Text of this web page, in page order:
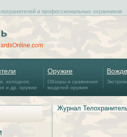
и профессиональных охранников
холодное,
и др. оружие
Оружие
Обзоры и сравнения
моделей оружия
Журнал